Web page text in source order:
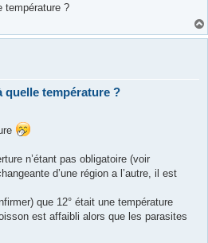
température ?
quelle température ?
n’étant pas obligatoire (voir
d’une région a l’autre, il est
que 12° était une température
est affaibli alors que les parasites